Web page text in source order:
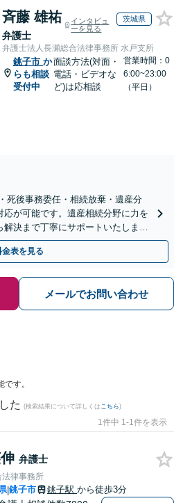
斉藤 雄祐
弁護士
インタビュ
ーを見る
茨城県
弁護士法人長瀬総合法律事務所 水戸支所
銚子市 か
らも相談
受付中
面談方法(対面・
電話・ビデオな
ど)は応相談
営業時間：0
6:00~23:00
（平日）
後事務委任・相続放棄・遺産分
が可能です。遺産相続分野に力を
決まで丁寧にサポートいたしま
ください。
金表を見る
メールでお問い合わせ
す。
た (検索結果について詳しくは こちら)
1件中 1-1件を表示
弁護士
法律事務所
|銚子市 銚子駅 から徒歩3分